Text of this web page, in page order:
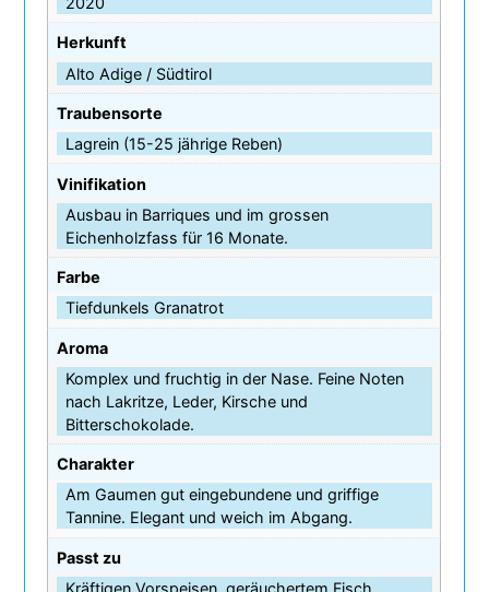
Herkunft
Alto Adige / Südtirol
Traubensorte
Lagrein (15-25 jährige Reben)
Vinifikation
Ausbau in Barriques und im grossen
Eichenholzfass für 16 Monate.
Farbe
Tiefdunkels Granatrot
Aroma
Komplex und fruchtig in der Nase. Feine Noten
nach Lakritze, Leder, Kirsche und
Bitterschokolade.
Charakter
Am Gaumen gut eingebundene und griffige
Tannine. Elegant und weich im Abgang.
Passt zu
Kräftigen Vorspeisen, geräuchertem Fisch,